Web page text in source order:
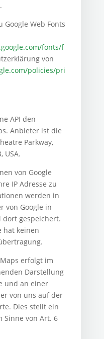
Web Fonts
fonts/f
von
policies/pri
API den
Anbieter ist die
Parkway,
USA.
von Google
IP Adresse zu
werden in
von Google in
dort gespeichert.
hat keinen
erfolgt im
Darstellung
und an einer
von uns auf der
Dies stellt ein
Sinne von Art. 6